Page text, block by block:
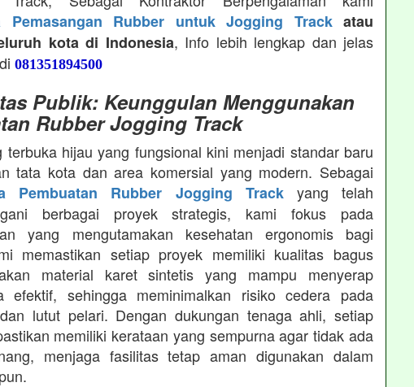
Pemasangan Rubber untuk Jogging Trackatau
kota di Indonesia, Info lebih lengkap dan jelas
081351894500
Publik: Keunggulan Menggunakan
Rubber Jogging Track
terbuka hijau yang fungsional kini menjadi standar baru
tata kota dan area komersial yang modern. Sebagai
Pembuatan Rubber Jogging Trackyang telah
berbagai proyek strategis, kami fokus pada
yang mengutamakan kesehatan ergonomis bagi
memastikan setiap proyek memiliki kualitas bagus
material karet sintetis yang mampu menyerap
efektif, sehingga meminimalkan risiko cedera pada
lutut pelari. Dengan dukungan tenaga ahli, setiap
memiliki kerataan yang sempurna agar tidak ada
menjaga fasilitas tetap aman digunakan dalam